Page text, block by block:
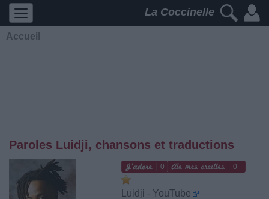
La Coccinelle
Accueil
Paroles Luidji, chansons et traductions
0 0
Luidji - YouTube